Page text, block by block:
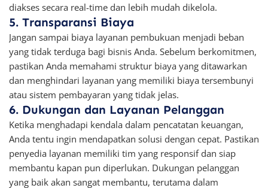
diakses secara real-time dan lebih mudah dikelola.
5. Transparansi Biaya
Jangan sampai biaya layanan pembukuan menjadi beban
yang tidak terduga bagi bisnis Anda. Sebelum berkomitmen,
pastikan Anda memahami struktur biaya yang ditawarkan
dan menghindari layanan yang memiliki biaya tersembunyi
atau sistem pembayaran yang tidak jelas.
6. Dukungan dan Layanan Pelanggan
Ketika menghadapi kendala dalam pencatatan keuangan,
Anda tentu ingin mendapatkan solusi dengan cepat. Pastikan
penyedia layanan memiliki tim yang responsif dan siap
membantu kapan pun diperlukan. Dukungan pelanggan
yang baik akan sangat membantu, terutama dalam